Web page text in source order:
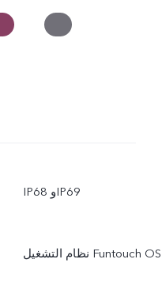
IP68 وIP69
نظام التشغيل Funtouch OS